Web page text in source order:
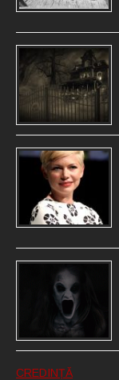
CREDINȚĂ